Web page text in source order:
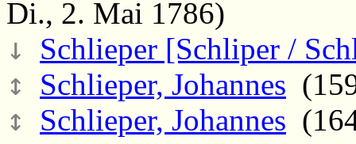
Di., 2. Mai 1786)
↓ Schlieper [Schliper /
↕ Schlieper, Johannes
↕ Schlieper, Johannes